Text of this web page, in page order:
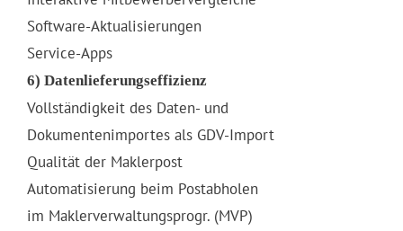
Software-Aktualisierungen
Service-Apps
6) Datenlieferungseffizienz
Vollständigkeit des Daten- und
Dokumentenimportes als GDV-Import
Qualität der Maklerpost
Automatisierung beim Postabholen
im Maklerverwaltungsprogr. (MVP)